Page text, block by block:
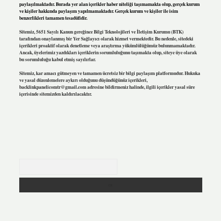
paylaşılmaktadır. Burada yer alan içerikler haber niteliği taşımamakta olup, gerçek kurum
ve kişiler hakkında paylaşım yapılmamaktadır. Gerçek kurum ve kişiler ile isim
benzerlikleri tamamen tesadüfidir.
Sitemiz, 5651 Sayılı Kanun gereğince Bilgi Teknolojileri ve İletişim Kurumu (BTK)
tarafından onaylanmış bir Yer Sağlayıcı olarak hizmet vermektedir. Bu nedenle, sitedeki
içerikleri proaktif olarak denetleme veya araştırma yükümlülüğümüz bulunmamaktadır.
Ancak, üyelerimiz yazdıkları içeriklerin sorumluluğunu taşımakta olup, siteye üye olarak
bu sorumluluğu kabul etmiş sayılırlar.
Sitemiz, kar amacı gütmeyen ve tamamen ücretsiz bir bilgi paylaşım platformudur. Hukuka
ve yasal düzenlemelere aykırı olduğunu düşündüğünüz içerikleri,
backlinkpanelicomtr@gmail.comadresine bildirmeniz halinde, ilgili içerikler yasal süre
içerisinde sitemizden kaldırılacaktır.